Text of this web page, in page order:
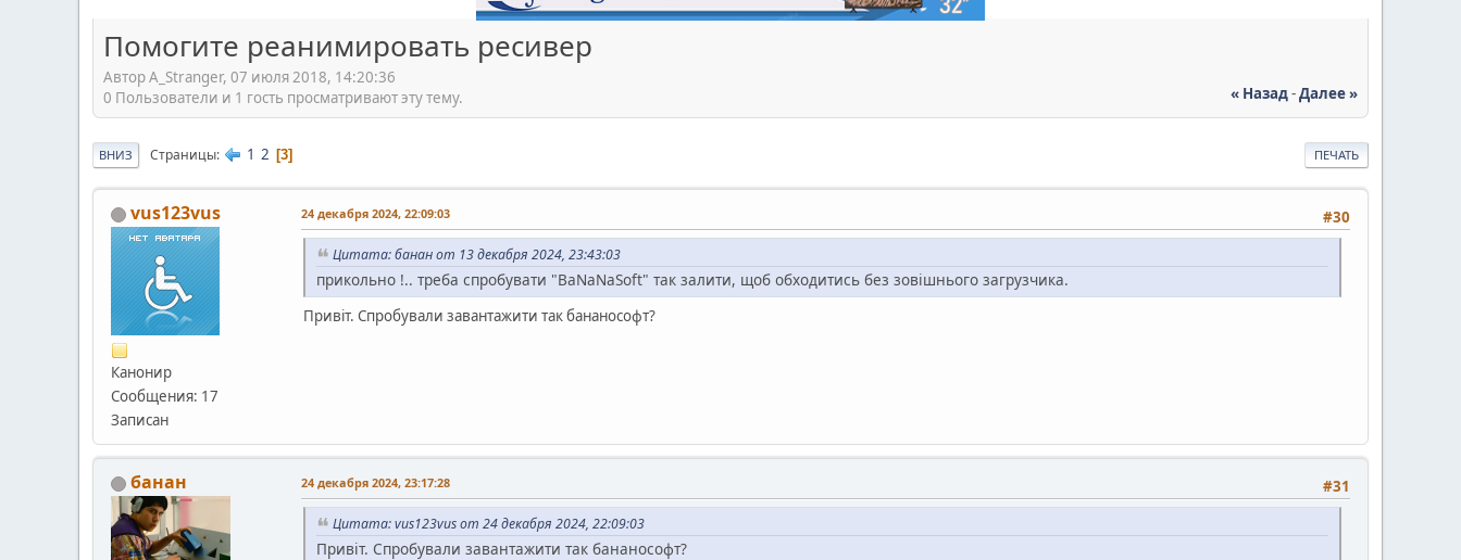
Помогите реанимировать ресивер
Автор A_Stranger, 07 июля 2018, 14:20:36
« Назад-Далее »
0 Пользователи и 1 гость просматривают эту тему.
ПЕЧАТЬ
ВНИЗ Страницы 1 2 3
vus123vus
Канонир
Сообщения: 17
Записан
#30
24 декабря 2024, 22:09:03
Цитата: банан от 13 декабря 2024, 23:43:03
прикольно !.. треба спробувати "BaNaNaSoft" так залити, щоб обходитись без зовішнього загрузчика.
Привіт. Спробували завантажити так бананософт?
банан #31
24 декабря 2024, 23:17:28
Цитата: vus123vus от 24 декабря 2024, 22:09:03
Привіт. Спробували завантажити так бананософт?